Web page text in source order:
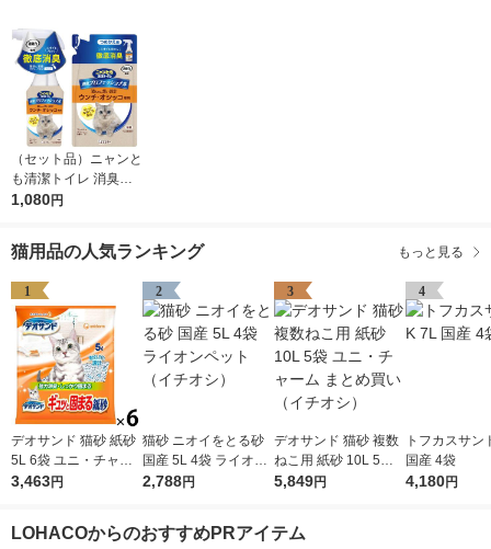
（セット品）ニャンと
も清潔トイレ 消臭プ
ロフェッショナル 猫
体270ml＋詰替240ml
1,080円
猫用品の人気ランキング もっと見る
1
デオサンド 猫砂 紙砂
5L 6袋 ユニ・チャー
ム まとめ買い
3,463円
2
猫砂 ニオイをとる砂
国産 5L 4袋 ライオン
ペット（イチオシ）
2,788円
3
デオサンド 猫砂 複数
ねこ用 紙砂 10L 5袋
ユニ・チャーム まと
5,849円
4
トフカスサン
国産 4袋
4,180円
LOHACOからのおすすめPRアイテム